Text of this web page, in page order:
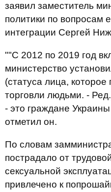
заявил заместитель
политики по вопросам
интеграции Сергей
""С 2012 по 2019 год
министерство
(статуса лица, которое
торговли людьми. -
- это граждане
отметил он.
По словам
пострадало от
сексуальной
привлечено к